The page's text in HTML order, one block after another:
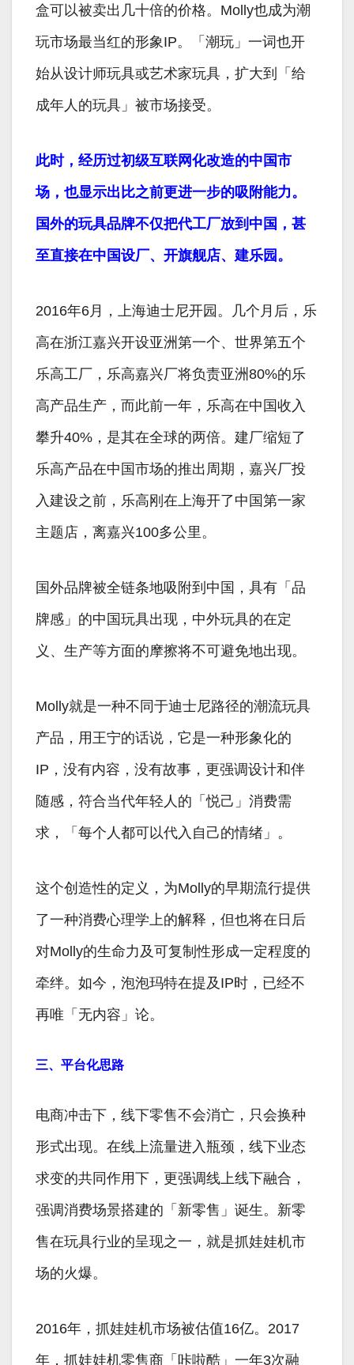
盒可以被卖出几十倍的价格。Molly也成为潮
玩市场最当红的形象IP。「潮玩」一词也开
始从设计师玩具或艺术家玩具，扩大到「给
成年人的玩具」被市场接受。
此时，经历过初级互联网化改造的中国市
场，也显示出比之前更进一步的吸附能力。
国外的玩具品牌不仅把代工厂放到中国，甚
至直接在中国设厂、开旗舰店、建乐园。
2016年6月，上海迪士尼开园。几个月后，乐
高在浙江嘉兴开设亚洲第一个、世界第五个
乐高工厂，乐高嘉兴厂将负责亚洲80%的乐
高产品生产，而此前一年，乐高在中国收入
攀升40%，是其在全球的两倍。建厂缩短了
乐高产品在中国市场的推出周期，嘉兴厂投
入建设之前，乐高刚在上海开了中国第一家
主题店，离嘉兴100多公里。
国外品牌被全链条地吸附到中国，具有「品
牌感」的中国玩具出现，中外玩具的在定
义、生产等方面的摩擦将不可避免地出现。
Molly就是一种不同于迪士尼路径的潮流玩具
产品，用王宁的话说，它是一种形象化的
IP，没有内容，没有故事，更强调设计和伴
随感，符合当代年轻人的「悦己」消费需
求，「每个人都可以代入自己的情绪」。
这个创造性的定义，为Molly的早期流行提供
了一种消费心理学上的解释，但也将在日后
对Molly的生命力及可复制性形成一定程度的
牵绊。如今，泡泡玛特在提及IP时，已经不
再唯「无内容」论。
三、平台化思路
电商冲击下，线下零售不会消亡，只会换种
形式出现。在线上流量进入瓶颈，线下业态
求变的共同作用下，更强调线上线下融合，
强调消费场景搭建的「新零售」诞生。新零
售在玩具行业的呈现之一，就是抓娃娃机市
场的火爆。
2016年，抓娃娃机市场被估值16亿。2017
年，抓娃娃机零售商「咔啦酷」一年3次融